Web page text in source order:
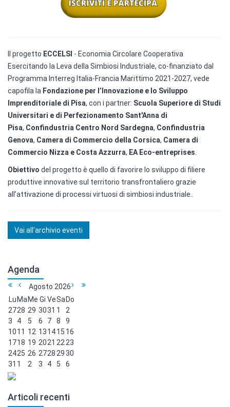
Il progetto ECCELSI - Economia Circolare Cooperativa
Esercitando la Leva della Simbiosi Industriale, co-finanziato dal
Programma Interreg Italia-Francia Marittimo 2021-2027, vede
capofila la Fondazione per l’Innovazione e lo Sviluppo
Imprenditoriale di Pisa, con i partner: Scuola Superiore di Studi
Universitari e di Perfezionamento Sant'Anna di
Pisa, Confindustria Centro Nord Sardegna, Confindustria
Genova, Camera di Commercio della Corsica, Camera di
Commercio Nizza e Costa Azzurra, EA Eco-entreprises
Obiettivo del progetto è quello di favorire lo sviluppo di filiere
produttive innovative sul territorio transfrontaliero grazie
all’attivazione di processi virtuosi di simbiosi industriale..
Vai all'archivio eventi
Agenda
Agosto 2026
LuMaMe Gi VeSaDo
2728 29 3031 1
2
3
4 5 6 7 8
9
1011 12 131415 16
1718 19 2021 22 23
2425 26 2728 2930
31 1 2 3 4 5 6
Articoli recenti